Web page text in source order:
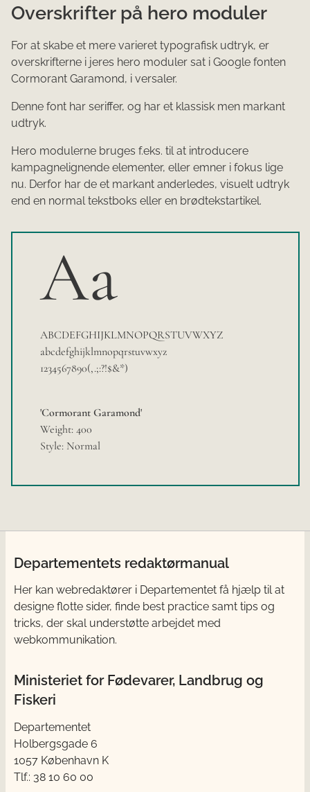
Overskrifter på hero moduler
For at skabe et mere varieret typografisk udtryk, er
overskrifterne i jeres hero moduler sat i Google fonten
Cormorant Garamond, i versaler.
Denne font har seriffer, og har et klassisk men markant
udtryk.
Hero modulerne bruges f.eks. til at introducere
kampagnelignende elementer, eller emner i fokus lige
nu. Derfor har de et markant anderledes, visuelt udtryk
end en normal tekstboks eller en brødtekstartikel.
Aa
ABCDEFGHIJKLMNOPQRSTUVWXYZ
abcdefghijklmnopqrstuvwxyz
1234567890(,.;:?!$&*)
'Cormorant Garamond'
Weight: 400
Style: Normal
Departementets redaktørmanual
Her kan webredaktører i Departementet få hjælp til at
designe flotte sider, finde best practice samt tips og
tricks, der skal understøtte arbejdet med
webkommunikation.
Ministeriet for Fødevarer, Landbrug og
Fiskeri
Departementet
Holbergsgade 6
1057 København K
Tlf.: 38 10 60 00